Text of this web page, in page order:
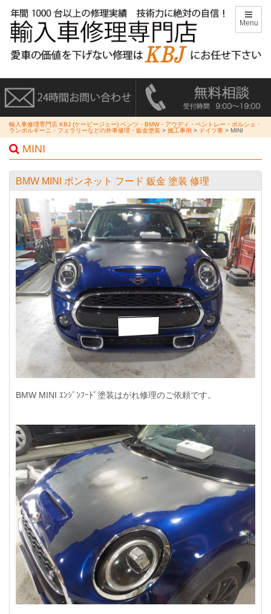
輸入車修理専門店 KBJ (ケービージェー) ベンツ・BMW・アウディ・ベントレー・ポルシェ・
ランボルギーニ・フェラリーなどの外車修理・鈑金塗装 > 施工事例 > ドイツ車 > MINI
MINI
BMW MINI ボンネット フード 鈑金 塗装 修理
BMW MINI ｴﾝｼﾞﾝﾌｰﾄﾞ塗装はがれ修理のご依頼です。
Menu